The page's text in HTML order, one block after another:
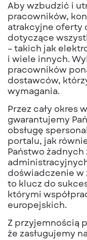
Aby wzbudzić i
pracowników,
atrakcyjne oferty
dotyczące
– takich jak
i wiele innych.
pracowników
dostawców,
wymagania.
Przez cały okres
gwarantujemy
obsługę
portalu, jak
Państwo
doświadczenie
to klucz do
którymi
europejskich.
Z przyjemnością
że zasługujemy